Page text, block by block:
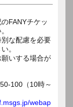
FANYチケッ
な配慮を必要
。
いする場合が
100（10時～
webap